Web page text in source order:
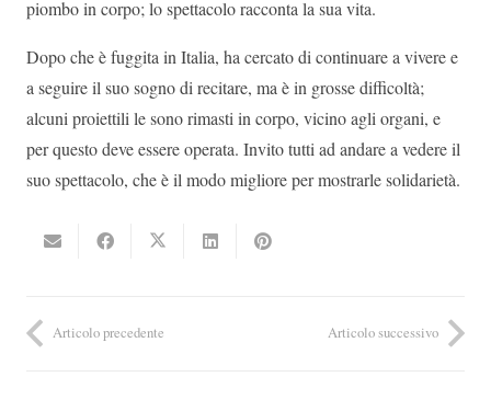
piombo in corpo; lo spettacolo racconta la sua vita.
Dopo che è fuggita in Italia, ha cercato di continuare a vivere e
a seguire il suo sogno di recitare, ma è in grosse difficoltà;
alcuni proiettili le sono rimasti in corpo, vicino agli organi, e
per questo deve essere operata. Invito tutti ad andare a vedere il
suo spettacolo, che è il modo migliore per mostrarle solidarietà.
Articolo precedente Articolo successivo